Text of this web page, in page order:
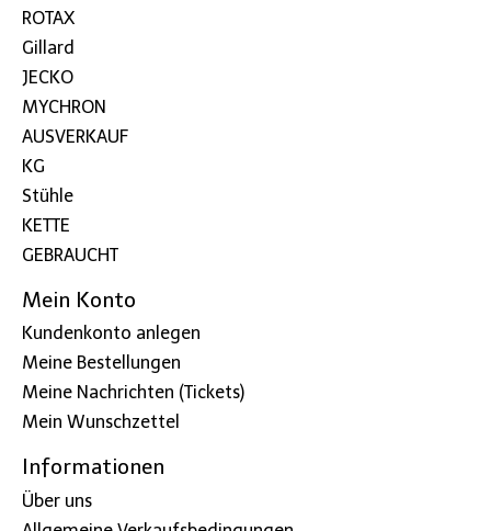
ROTAX
Gillard
JECKO
MYCHRON
AUSVERKAUF
KG
Stühle
KETTE
GEBRAUCHT
Mein Konto
Kundenkonto anlegen
Meine Bestellungen
Meine Nachrichten (Tickets)
Mein Wunschzettel
Informationen
Über uns